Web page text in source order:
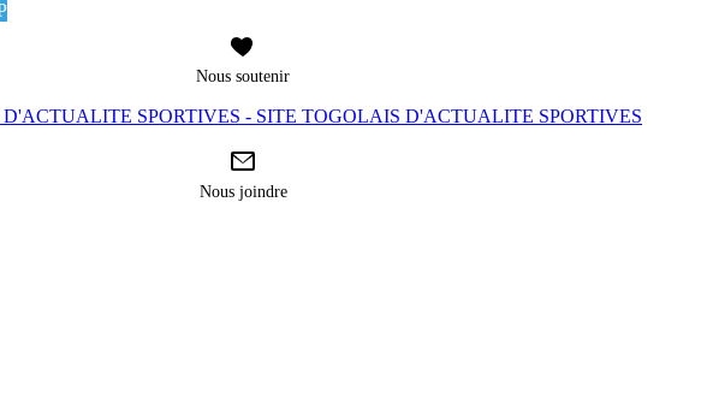
Nous soutenir
SPORTIVES - SITE TOGOLAIS D'ACTUALITE SPORTIVES
Nous joindre